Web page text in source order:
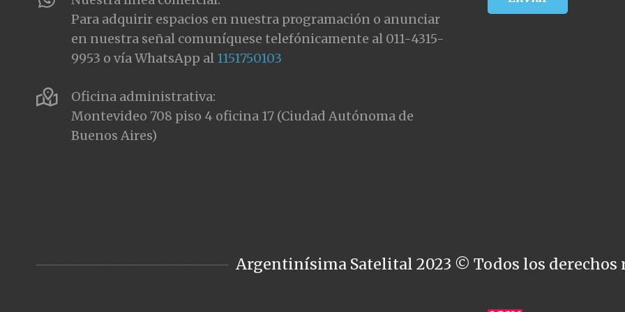
Para adquirir espacios en nuestra programación o anunciar
en nuestra señal comuníquese telefónicamente al 011-4315-
9953 o vía WhatsApp al 1151750103
Oficina administrativa:
Montevideo 708 piso 4 oficina 17 (Ciudad Autónoma de
Buenos Aires)
Argentinísima Satelital 2023 © Todos los derechos